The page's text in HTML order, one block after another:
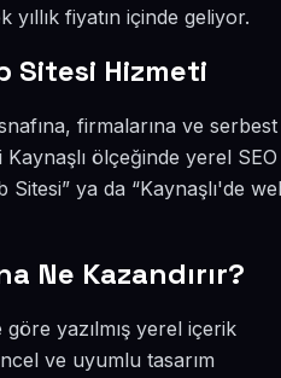
yıllık fiyatın içinde geliyor.
Sitesi Hizmeti
firmalarına ve
Kaynaşlı ölçeğinde yerel
Sitesi” ya da “Kaynaşlı'de
Ne Kazandırır?
yazılmış yerel içerik
ve uyumlu tasarım